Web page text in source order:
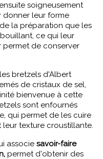
soigneusement
donner leur forme
la préparation que les
ce qui leur
permet de conserver
bretzels d'Albert
de cristaux de sel,
bienvenue à cette
sont enfournés
qui permet de les cuire
texture croustillante.
associe savoir-faire
permet d'obtenir des